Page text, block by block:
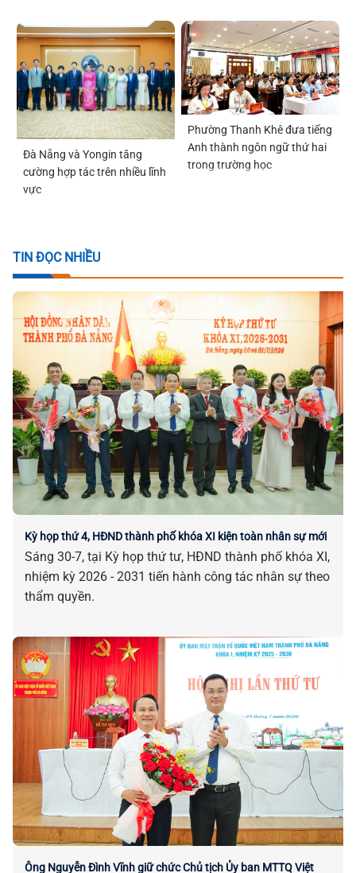
Đà Nẵng và Yongin tăng
cường hợp tác trên nhiều lĩnh
vực
Phường Thanh Khê đưa tiếng
Anh thành ngôn ngữ thứ hai
trong trường học
TIN ĐỌC NHIỀU
Kỳ họp thứ 4, HĐND thành phố khóa XI kiện toàn nhân sự mới
Sáng 30-7, tại Kỳ họp thứ tư, HĐND thành phố khóa XI,
nhiệm kỳ 2026 - 2031 tiến hành công tác nhân sự theo
thẩm quyền.
Ông Nguyễn Đình Vĩnh giữ chức Chủ tịch Ủy ban MTTQ Việt